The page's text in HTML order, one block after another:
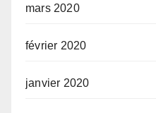
mars 2020
février 2020
janvier 2020